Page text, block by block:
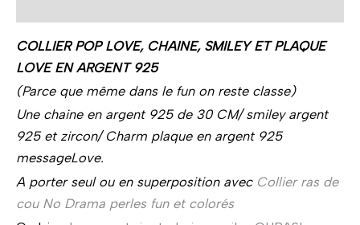
COLLIER POP LOVE, CHAINE, SMILEY ET PLAQUE
LOVE EN ARGENT 925
(Parce que même dans le fun on reste classe)
Une chaine en argent 925 de 30 CM/ smiley argent
925 et zircon/ Charm plaque en argent 925
messageLove.
A porter seul ou en superposition avec Collier ras de
cou No Drama perles fun et colorés